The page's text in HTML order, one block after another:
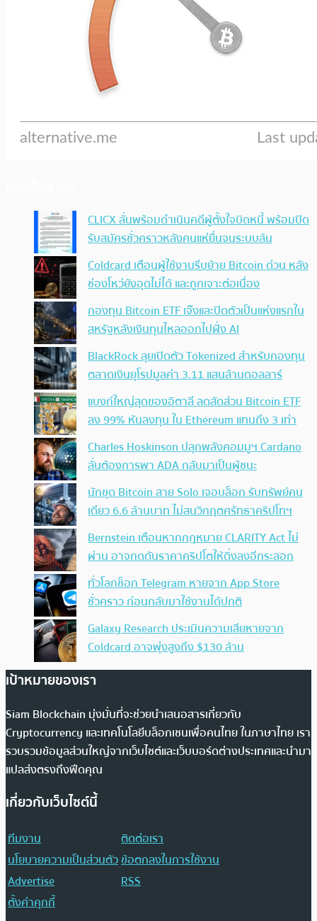
CLICX ลั่นพร้อมดำเนินคดีผู้ตั้งใจบิดหนี้ พร้อมปิด
รับสมัครชั่วคราวหลังคนแห่ยื่นจนระบบล้น
Coldcard เตือนผู้ใช้งานรีบย้าย Bitcoin ด่วน หลัง
ช่องโหว่ยังอุดไม่ได้ และถูกเจาะต่อเนื่อง
กองทุน Bitcoin ETF เจ๊งและปิดตัวเป็นแห่งแรกใน
สหรัฐหลังเงินทุนไหลออกไปฝั่ง AI
BlackRock ลุยเปิดตัว Tokenized สำหรับกองทุน
ตลาดเงินยุโรปมูลค่า 3.11 แสนล้านดอลลาร์
แบงก์ใหญ่สุดของอิตาลี ลดสัดส่วน Bitcoin ETF
ลง 99% หันลงทุน ใน Ethereum แทนถึง 3 เท่า
Charles Hoskinson ปลุกพลังคอมมูฯ Cardano
ลั่นต้องการพา ADA กลับมาเป็นผู้ชนะ
นักขุด Bitcoin สาย Solo เจอบล็อก รับทรัพย์คน
เดียว 6.6 ล้านบาท ไม่สนวิกฤตศรัทธาคริปโทฯ
Bernstein เตือนหากกฎหมาย CLARITY Act ไม่
ผ่าน อาจกดดันราคาคริปโตให้ดิ่งลงอีกระลอก
ทั่วโลกช็อก Telegram หายจาก App Store
ชั่วคราว ก่อนกลับมาใช้งานได้ปกติ
Galaxy Research ประเมินความเสียหายจาก
Coldcard อาจพุ่งสูงถึง $130 ล้าน
เป้าหมายของเรา
Siam Blockchain มุ่งมั่นที่จะช่วยนำเสนอสารเกี่ยวกับ
Cryptocurrency และเทคโนโลยีบล็อกเชนเพื่อคนไทย ในภาษาไทย เรา
รวบรวมข้อมูลส่วนใหญ่จากเว็บไซต์และเว็บบอร์ดต่างประเทศและนำมา
แปลส่งตรงถึงฟีดคุณ
เกี่ยวกับเว็บไซต์นี้
ทีมงาน
ติดต่อเรา
นโยบายความเป็นส่วนตัวข้อตกลงในการใช้งาน
Advertise
RSS
ตั้งค่าคุกกี้